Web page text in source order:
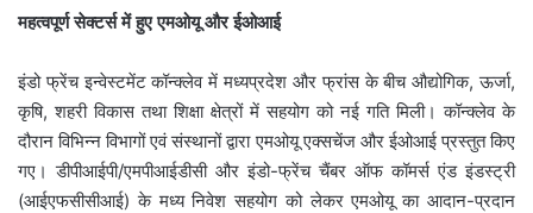
महत्वपूर्ण सेक्टर्स में हुए एमओयू और ईओआई
इंडो फ्रेंच इन्वेस्टमेंट कॉन्क्लेव में मध्यप्रदेश और फ्रांस के बीच औद्योगिक, ऊर्जा,
कृषि, शहरी विकास तथा शिक्षा क्षेत्रों में सहयोग को नई गति मिली। कॉन्क्लेव के
दौरान विभिन्न विभागों एवं संस्थानों द्वारा एमओयू एक्सचेंज और ईओआई प्रस्तुत किए
गए। डीपीआईपी/एमपीआईडीसी और इंडो-फ्रेंच चैंबर ऑफ कॉमर्स एंड इंडस्ट्री
(आईएफसीसीआई) के मध्य निवेश सहयोग को लेकर एमओयू का आदान-प्रदान